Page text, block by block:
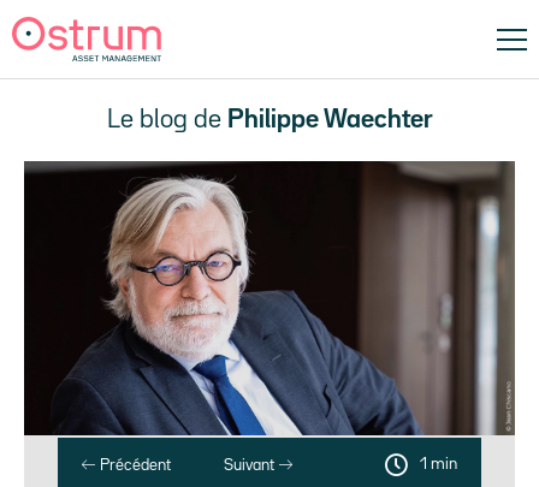
Le blog de Philippe Waechter
Précédent Suivant 1 min